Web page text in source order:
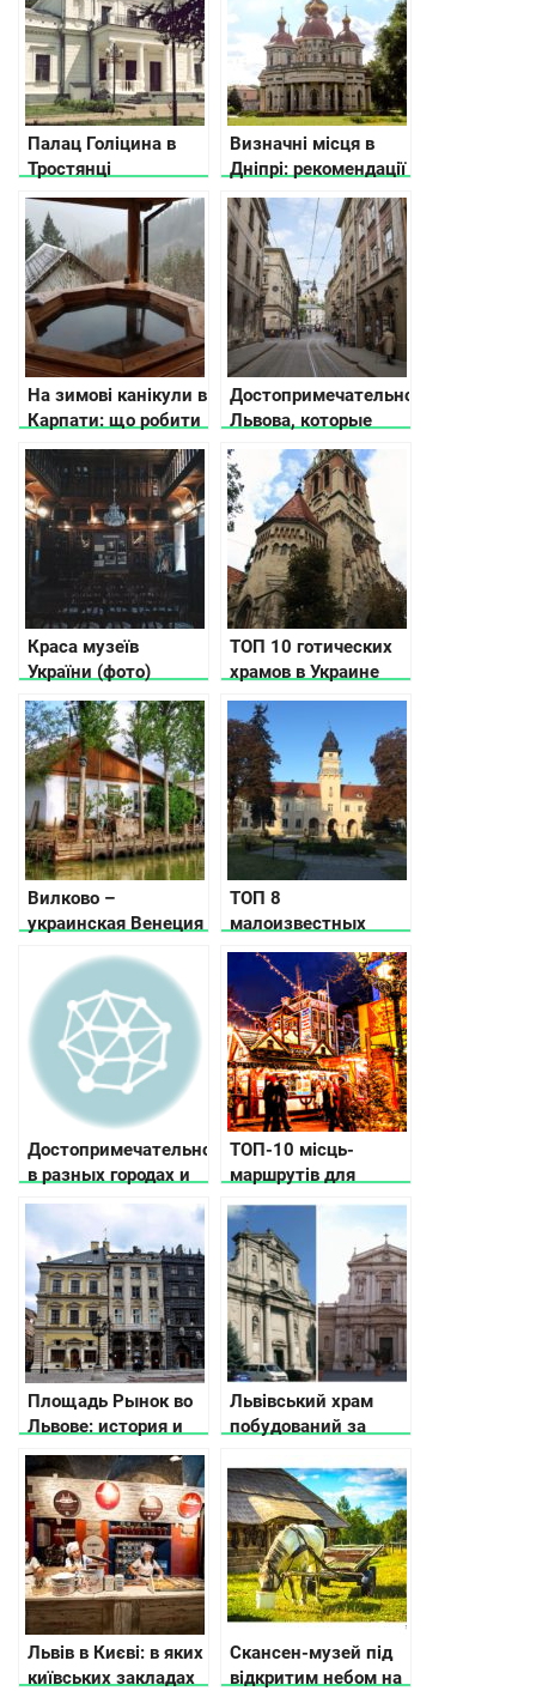
Палац Голіцина в
Тростянці
Визначні місця в
Дніпрі: рекомендації
що подивитися від
місцевих жителів
На зимові канікули в
Карпати: що робити
Достопримечательности
Львова, которые
обязательно нужно
увидеть
Краса музеїв
України (фото)
ТОП 10 готических
храмов в Украине
(фото)
Вилково –
украинская Венеция
ТОП 8
малоизвестных
туристических мест
Западной Украины,
которые интересно
посетить в любое
время года
Достопримечательности
в разных городах и
областях Украины
ТОП-10 місць-
маршрутів для
корпоративів, які ви
ніколи не забудете
Площадь Рынок во
Львове: история и
интересные факты
Львівський храм
побудований за
римського собору
Львів в Києві: в яких
київських закладах
Скансен-музей під
відкритим небом на